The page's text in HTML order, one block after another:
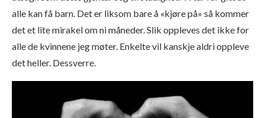
alle kan få barn. Det er liksom bare å «kjøre på» så kommer
det et lite mirakel om ni måneder. Slik oppleves det ikke for
alle de kvinnene jeg møter. Enkelte vil kanskje aldri oppleve
det heller. Dessverre.